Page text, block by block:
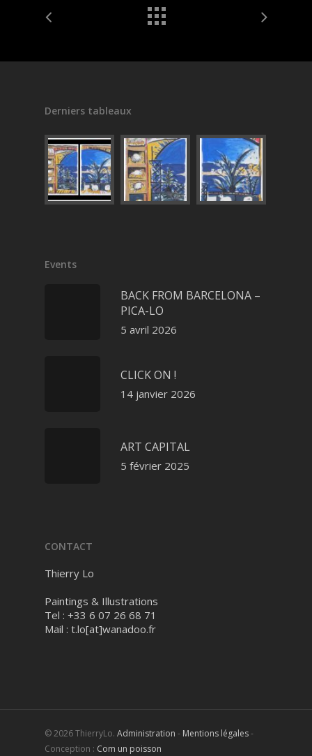
Derniers tableaux
Events
BACK FROM BARCELONA –
PICA-LO
5 avril 2026
CLICK ON !
14 janvier 2026
ART CAPITAL
5 février 2025
CONTACT
Thierry Lo
Paintings & Illustrations
Tel : +33 6 07 26 68 71
Mail : t.lo[at]wanadoo.fr
© 2026 ThierryLo. Administration - Mentions légales-
Conception : Com un poisson